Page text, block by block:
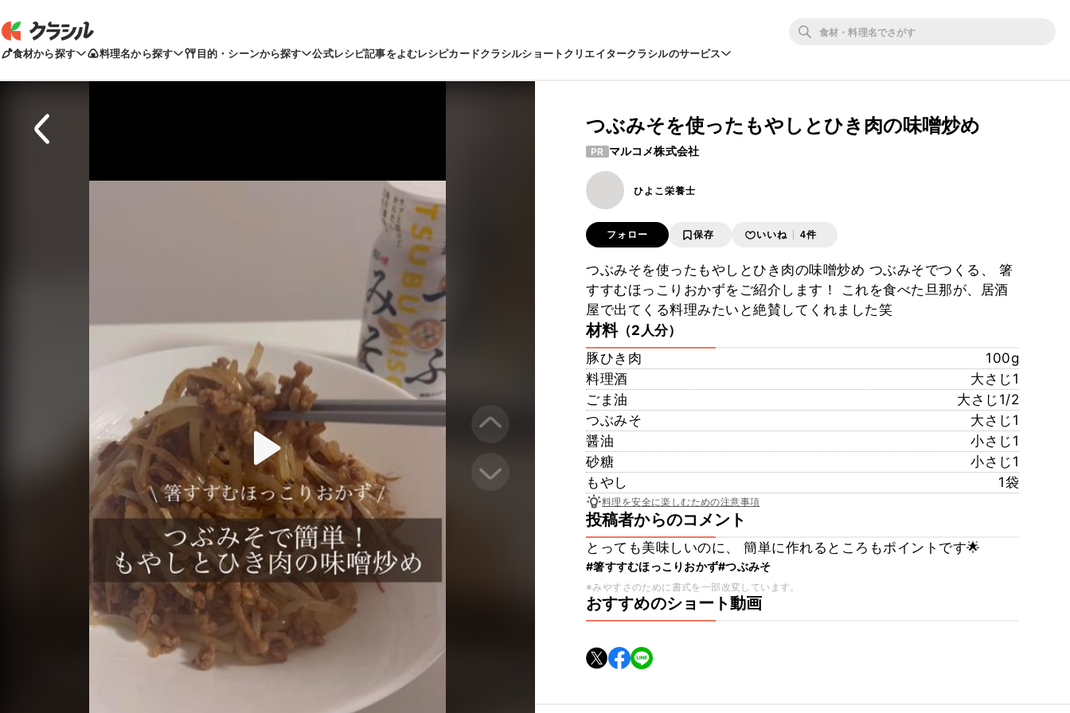
食材から探す 料理名から探す 目的・シーンから探す 公式レシピ記事をよむレシピカードクラシルショートクリエイタークラシルのサービス
つぶみそを使ったもやしとひき肉の味噌炒め
PR マルコメ株式会社
ひよこ栄養士
フォロー 保存 いいね 4件
つぶみそを使ったもやしとひき肉の味噌炒め つぶみそでつくる、 箸
すすむほっこりおかずをご紹介します！ これを食べた旦那が、居酒
屋で出てくる料理みたいと絶賛してくれました笑
材料（2人分）
豚ひき肉
100g
料理酒
大さじ1
ごま油
大さじ1/2
つぶみそ
大さじ1
醤油
小さじ1
砂糖
小さじ1
もやし
1袋
料理を安全に楽しむための注意事項
投稿者からのコメント
とっても美味しいのに、 簡単に作れるところもポイントです🌟
#箸すすむほっこりおかず#つぶみそ
※みやすさのために書式を一部改変しています。
おすすめのショート動画